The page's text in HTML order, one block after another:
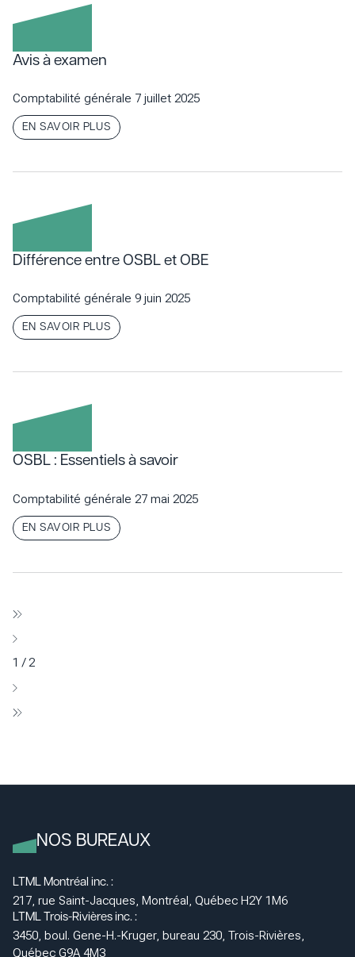
Avis à examen
Comptabilité générale 7 juillet 2025
EN SAVOIR PLUS
Différence entre OSBL et OBE
Comptabilité générale 9 juin 2025
EN SAVOIR PLUS
OSBL : Essentiels à savoir
Comptabilité générale 27 mai 2025
EN SAVOIR PLUS
1 / 2
NOS BUREAUX
LTML Montréal inc. :
217, rue Saint-Jacques, Montréal, Québec H2Y 1M6
LTML Trois-Rivières inc. :
3450, boul. Gene-H.-Kruger, bureau 230, Trois-Rivières,
Québec G9A 4M3